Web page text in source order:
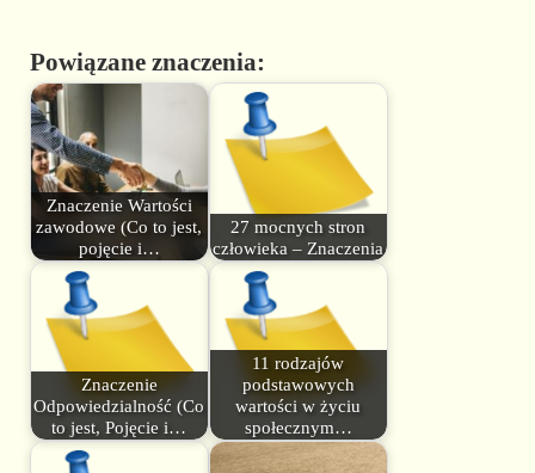
Powiązane znaczenia:
Znaczenie Wartości
zawodowe (Co to jest,
pojęcie i…
27 mocnych stron
człowieka – Znaczenia
Znaczenie
Odpowiedzialność (Co
to jest, Pojęcie i…
11 rodzajów
podstawowych
wartości w życiu
społecznym…